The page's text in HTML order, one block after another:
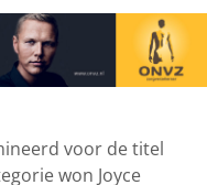
voor de titel
won Joyce